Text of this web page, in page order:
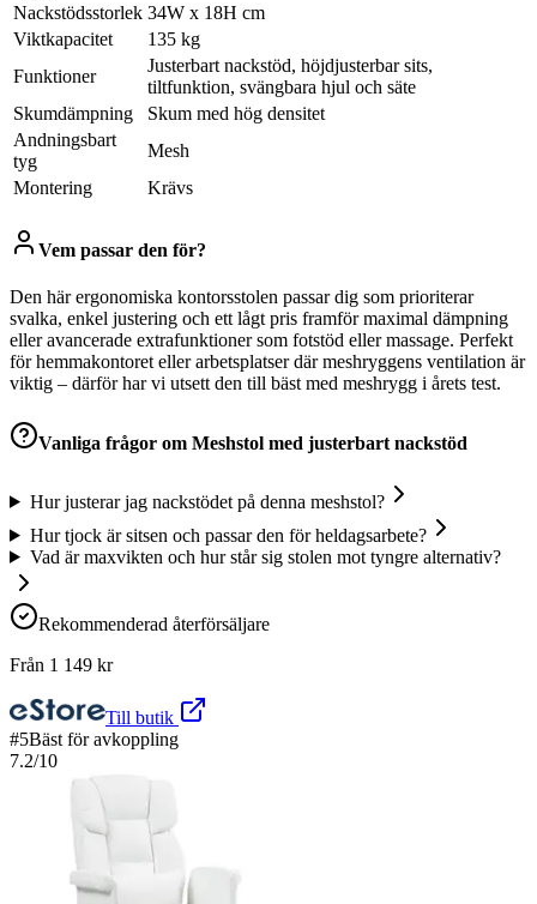
Nackstödsstorlek 34W x 18H cm
Viktkapacitet
135 kg
Funktioner
Justerbart nackstöd, höjdjusterbar sits,
tiltfunktion, svängbara hjul och säte
Skumdämpning
Skum med hög densitet
Andningsbart
tyg
Mesh
Montering
Krävs
Vem passar den för?
Den här ergonomiska kontorsstolen passar dig som prioriterar
svalka, enkel justering och ett lågt pris framför maximal dämpning
eller avancerade extrafunktioner som fotstöd eller massage. Perfekt
för hemmakontoret eller arbetsplatser där meshryggens ventilation är
viktig – därför har vi utsett den till bäst med meshrygg i årets test.
Vanliga frågor om Meshstol med justerbart nackstöd
Hur justerar jag nackstödet på denna meshstol?
Hur tjock är sitsen och passar den för heldagsarbete?
Vad är maxvikten och hur står sig stolen mot tyngre alternativ?
Rekommenderad återförsäljare
Från 1 149 kr
Till butik
#5Bäst för avkoppling
7.2/10